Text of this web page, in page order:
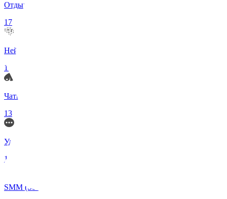
Отдых и Развлечения
17
Нейросети и ИИ
13
Чаты по интересам
13
Удаленка (Работа)
11
SMM (Social Media)